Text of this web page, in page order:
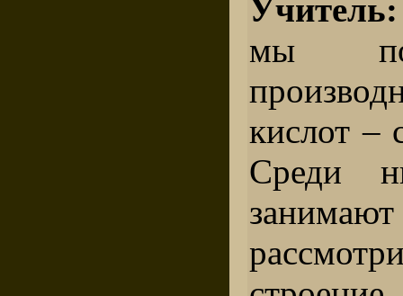
Учитель:
мы
кислот –
Среди